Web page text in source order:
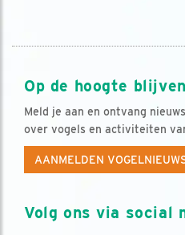
Op de hoogte
Meld je aan en ontvang
over vogels en activiteiten
AANMELDEN
Volg ons via social